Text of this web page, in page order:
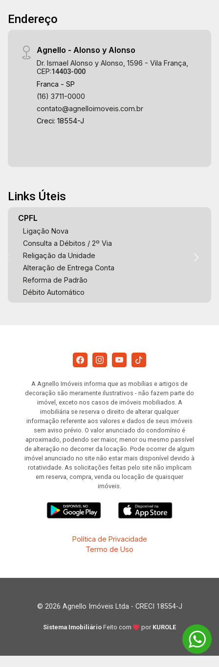
Endereço
Agnello - Alonso y Alonso
Dr. Ismael Alonso y Alonso, 1596 - Vila França,
CEP:14403-000
Franca - SP
(16) 3711-0000
contato@agnelloimoveis.com.br
Creci: 18554-J
Links Úteis
CPFL
Ligação Nova
Consulta a Débitos / 2º Via
Religação da Unidade
Alteração de Entrega Conta
Reforma de Padrão
Débito Automático
A Agnello Imóveis informa que as mobílias e artigos de
decoração são meramente ilustrativos - não fazem parte do
imóvel, exceto nos casos de imóveis mobiliados. A
imobiliária se reserva o direito de alterar qualquer
informação referente aos valores e dados de seus imóveis
sem aviso prévio. O valor anunciado do condomínio é
aproximado, podendo ser maior, menor ou mesmo passível
de alteração no decorrer da locação. Pode ocorrer de algum
imóvel anunciado no site não estar mais disponível devido à
rotatividade. As solicitações feitas pelo site não implicam
em reserva, compra, venda ou locação de quaisquer
imóveis.
Política de Privacidade
Termo de Uso
© 2026 Agnello Imóveis Ltda - CRECI 18554-J
Sistema Imobiliário Feito com por KUROLE